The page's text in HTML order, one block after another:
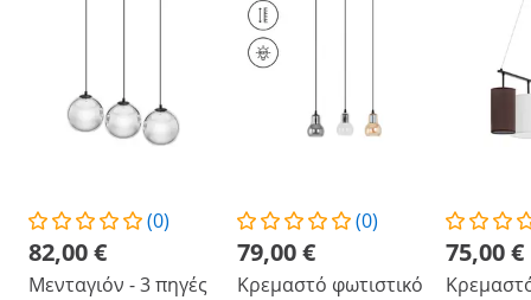
(0)
82,00 €
Μενταγιόν - 3 πηγές
(0)
79,00 €
Κρεμαστό φωτιστικό
75,00 €